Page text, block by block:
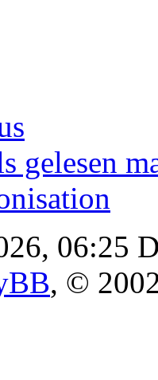
gelesen
06:25
, ©